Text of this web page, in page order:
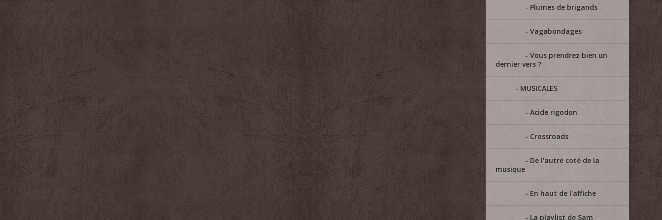
Plumes de brigands
Vagabondages
Vous prendrez bien un
dernier vers ?
MUSICALES
Acide rigodon
Crossroads
De l'autre coté de la
musique
En haut de l'affiche
La playlist de Sam